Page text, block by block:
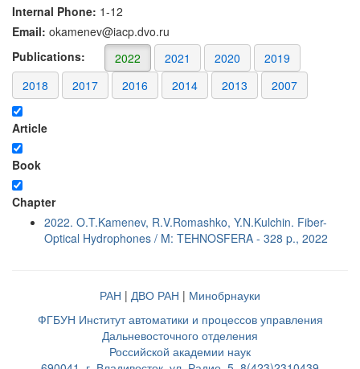
Internal Phone: 1-12
Email: okamenev@iacp.dvo.ru
Publications:
2022 2021 2020
2019
2018
2017 2016 2014 2013 2007
Article
Book
Chapter
2022. O.T.Kamenev, R.V.Romashko, Y.N.Kulchin. Fiber-
Optical Hydrophones / M: TEHNOSFERA - 328 p., 2022
РАН | ДВО РАН | Минобрнауки
ФГБУН Институт автоматики и процессов управления
Дальневосточного отделения
Российской академии наук